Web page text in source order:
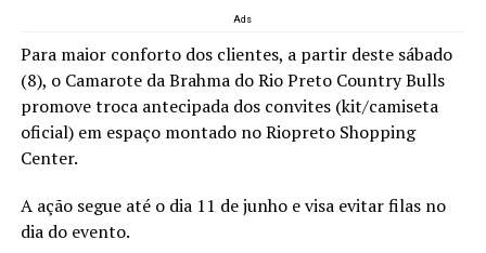
Ads
Para maior conforto dos clientes, a partir deste sábado
(8), o Camarote da Brahma do Rio Preto Country Bulls
promove troca antecipada dos convites (kit/camiseta
oficial) em espaço montado no Riopreto Shopping
Center.
A ação segue até o dia 11 de junho e visa evitar filas no
dia do evento.